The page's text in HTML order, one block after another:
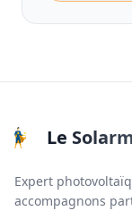
Le
Expert
accompagnons